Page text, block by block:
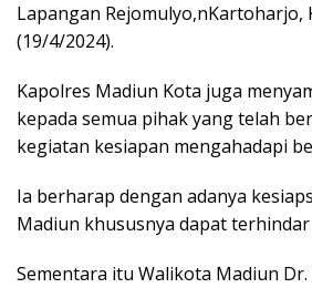
Lapangan Rejomulyo,nKartoharjo,
(19/4/2024).
Kapolres Madiun Kota juga
kepada semua pihak yang telah
kegiatan kesiapan mengahadapi
Ia berharap dengan adanya
Madiun khususnya dapat terhindar
Sementara itu Walikota Madiun Dr.